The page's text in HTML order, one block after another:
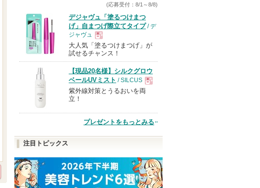
(応募受付：8/1～8/8)
デジャヴュ「塗るつけまつ
げ」自まつげ際立てタイプ/ デ
ジャヴュ
現
品
大人気「塗るつけまつげ」が
試せるチャンス！
【現品20名様】シルクグロウ
ベールUVミスト / SILCUS
現
品
紫外線対策とうるおいを両
立！
プレゼントをもっとみる
注目トピックス